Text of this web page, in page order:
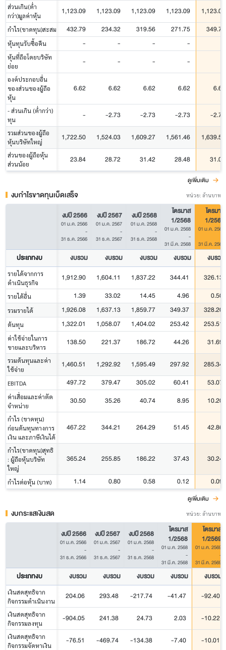
ส่วนเกิน(ต่ำ
กว่า)มูลค่าหุ้น
1,123.09 1,123.09 1,123.09 1,123.09 1,123.09
กำไร(ขาดทุน)สะสม 432.79 234.32 319.56 271.75 349.79
หุ้นทุนรับซื้อคืน - - - -
หุ้นที่ถือโดยบริษัท
ย่อย
- - - -
องค์ประกอบอื่น
ของส่วนของผู้ถือ
หุ้น
6.62 6.62 6.62 6.62 6.62
- ส่วนเกิน (ต่ำกว่า)
ทุน
- -2.73 -2.73 -2.73 -2.73
รวมส่วนของผู้ถือ
หุ้นบริษัทใหญ่
1,722.50 1,524.03 1,609.27 1,561.46 1,639.50
ส่วนของผู้ถือหุ้น
ส่วนน้อย
23.84 28.72 31.42 28.48 31.03
ดูเพิ่มเติม
งบกำไรขาดทุนเบ็ดเสร็จ หน่วย: ล้านบาท
งบปี 2566
01 ม.ค. 2566
-
31 ธ.ค. 2566
งบปี 2567
01 ม.ค. 2567
-
31 ธ.ค. 2567
งบปี 2568
01 ม.ค. 2568
-
31 ธ.ค. 2568
ไตรมาส
1/2568
01 ม.ค. 2568
-
31 มี.ค. 2568
ไตรมาส
1/2569
01 ม.ค. 2569
31 มี.ค. 2569
ประเภทงบ งบรวม งบรวม งบรวม งบรวม งบรวม
รายได้จากการ
ดำเนินธุรกิจ
1,912.90 1,604.11 1,837.22 344.41 326.13
รายได้อื่น 1.39 33.02 14.45 4.96 0.50
รวมรายได้ 1,926.08 1,637.13 1,859.77 349.37 328.20
ต้นทุน 1,322.01 1,058.07 1,404.02 253.42 253.51
ค่าใช้จ่ายในการ
ขายและบริหาร
138.50 221.37 186.72 44.26 31.69
รวมต้นทุนและค่า
ใช้จ่าย
1,460.51 1,292.92 1,595.49 297.92 285.34
EBITDA 497.72 379.47 305.02 60.41 53.07
ค่าเสื่อมและค่าตัด
จำหน่าย
30.50 35.26 40.74 8.95 10.20
กำไร (ขาดทุน)
ก่อนต้นทุนทางการ
เงิน และภาษีเงินได้
467.22 344.21 264.29 51.45 42.86
กำไร(ขาดทุน)สุทธิ
: ผู้ถือหุ้นบริษัท
ใหญ่
365.24 255.85 186.22 37.43 30.24
กำไรต่อหุ้น (บาท) 1.14 0.80 0.58 0.12 0.09
ดูเพิ่มเติม
งบกระแสเงินสด หน่วย: ล้านบาท
งบปี 2566
01 ม.ค. 2566
-
31 ธ.ค. 2566
งบปี 2567
01 ม.ค. 2567
-
31 ธ.ค. 2567
งบปี 2568
01 ม.ค. 2568
-
31 ธ.ค. 2568
ไตรมาส
1/2568
01 ม.ค. 2568
-
31 มี.ค. 2568
ไตรมาส
1/2569
01 ม.ค. 2569
-
31 มี.ค. 2569
ประเภทงบ งบรวม งบรวม งบรวม งบรวม งบรวม
เงินสดสุทธิจาก
กิจกรรมดำเนินงาน
204.06 293.48 -217.74 -41.47 -92.40
เงินสดสุทธิจาก
กิจกรรมลงทุน
-904.05 241.38 24.73 2.03 -10.22
เงินสดสุทธิจาก
กิจกรรมจัดหาเงิน
-76.51 -469.74 -134.38 -7.40 -10.01